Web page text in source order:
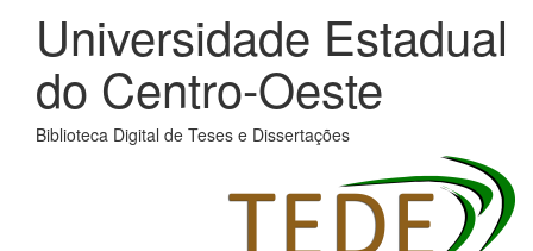
Universidade Estadual
do Centro-Oeste
Biblioteca Digital de Teses e Dissertações